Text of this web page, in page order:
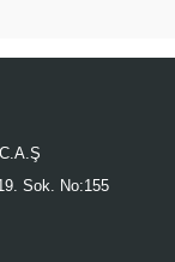
Sok. No:155